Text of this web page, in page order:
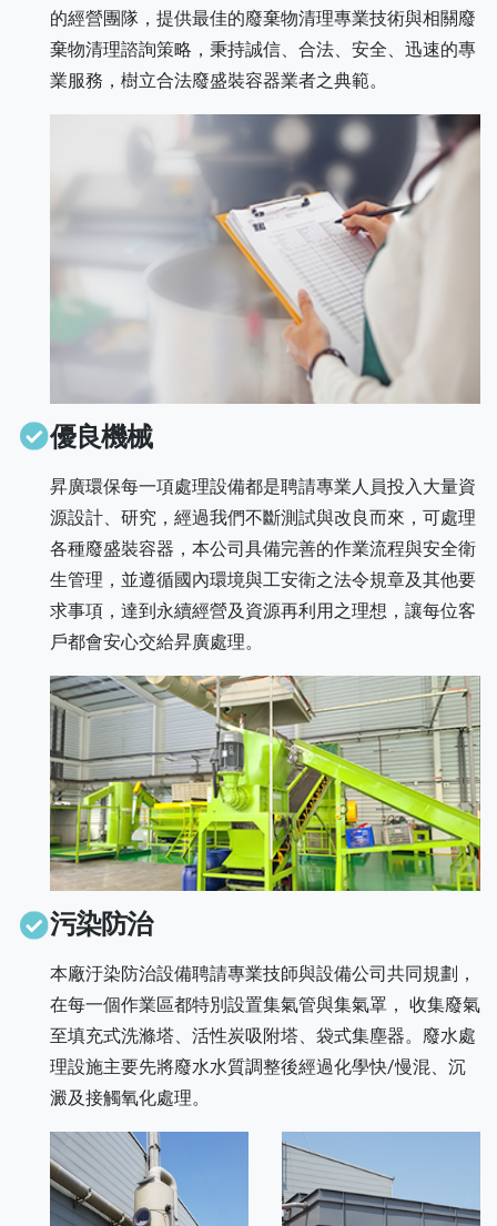
的經營團隊，提供最佳的廢棄物清理專業技術與相關廢
棄物清理諮詢策略，秉持誠信、合法、安全、迅速的專
業服務，樹立合法廢盛裝容器業者之典範。
優良機械
昇廣環保每一項處理設備都是聘請專業人員投入大量資
源設計、研究，經過我們不斷測試與改良而來，可處理
各種廢盛裝容器，本公司具備完善的作業流程與安全衛
生管理，並遵循國內環境與工安衛之法令規章及其他要
求事項，達到永續經營及資源再利用之理想，讓每位客
戶都會安心交給昇廣處理。
污染防治
本廠汙染防治設備聘請專業技師與設備公司共同規劃，
在每一個作業區都特別設置集氣管與集氣罩， 收集廢氣
至填充式洗滌塔、活性炭吸附塔、袋式集塵器。廢水處
理設施主要先將廢水水質調整後經過化學快/慢混、沉
澱及接觸氧化處理。